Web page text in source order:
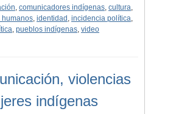
, comunicadores indígenas, cultura,
humanos, identidad , incidencia política,
, pueblos indígenas, video
violencias
indígenas